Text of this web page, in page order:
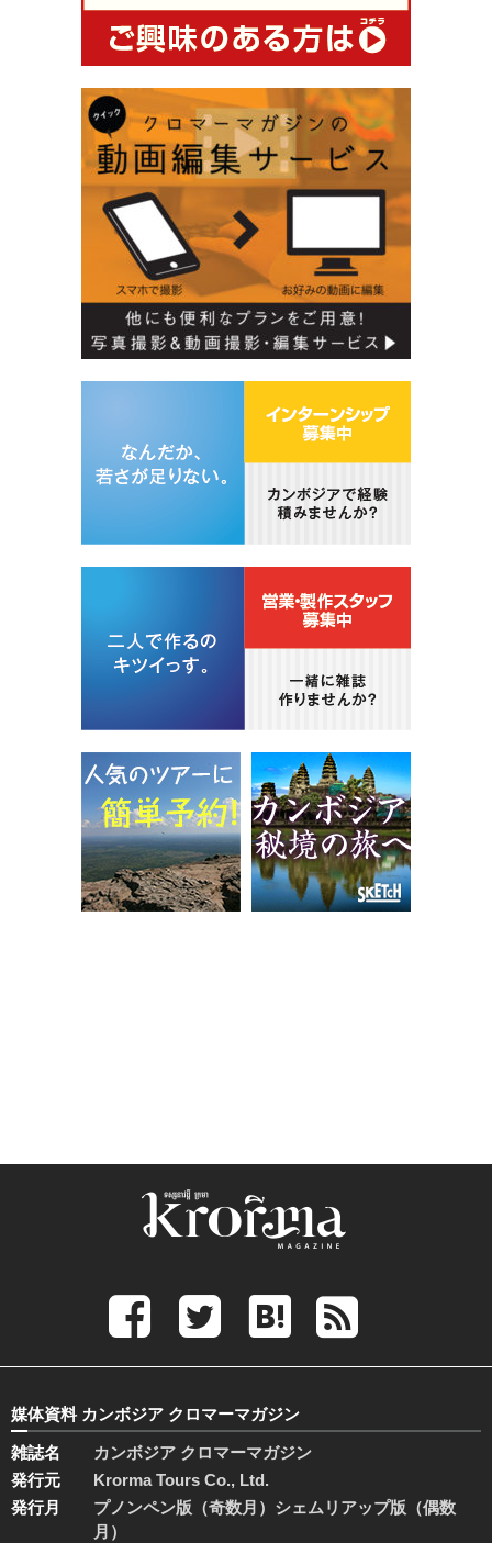
媒体資料 カンボジア クロマーマガジン
雑誌名
カンボジア クロマーマガジン
発行元
Krorma Tours Co., Ltd.
発行月
プノンペン版（奇数月）シェムリアップ版（偶数
月）